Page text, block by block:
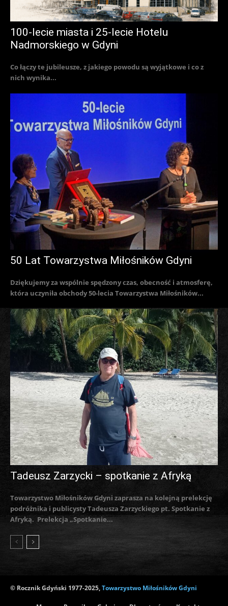
100-lecie miasta i 25-lecie Hotelu
Nadmorskiego w Gdyni
Co łączy te jubileusze, z jakiego powodu są wyjątkowe i co z
nich wynika...
50 Lat Towarzystwa Miłośników Gdyni
Dziękujemy za wspólnie spędzony czas, obecność i atmosferę,
która uczyniła obchody 50-lecia Towarzystwa Miłośników...
Tadeusz Zarzycki – spotkanie z Afryką
Towarzystwo Miłośników Gdyni zaprasza na kolejną prelekcję
podróżnika i publicysty Tadeusza Zarzyckiego pt. Spotkanie z
Afryką. Prelekcja „Spotkanie...
© Rocznik Gdyński 1977-2025,Towarzystwo Miłośników Gdyni